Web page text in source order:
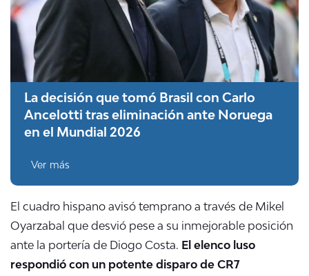
La decisión que tomó Brasil con Carlo
Ancelotti tras eliminación ante Noruega
en el Mundial 2026
Ver más
El cuadro hispano avisó temprano a través de Mikel
Oyarzabal que desvió pese a su inmejorable posición
ante la portería de Diogo Costa. El elenco luso
respondió con un potente disparo de CR7